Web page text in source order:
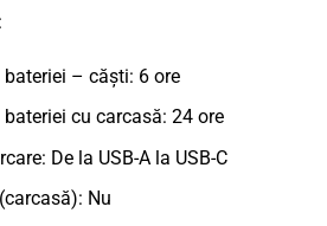
– căști: 6 ore
cu carcasă: 24 ore
De la USB-A la USB-C
Nu